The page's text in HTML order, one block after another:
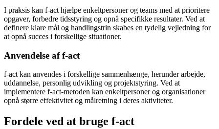
I praksis kan f-act hjælpe enkeltpersoner og teams med at prioritere
opgaver, forbedre tidsstyring og opnå specifikke resultater. Ved at
definere klare mål og handlingstrin skabes en tydelig vejledning for
at opnå succes i forskellige situationer.
Anvendelse af f-act
f-act kan anvendes i forskellige sammenhænge, herunder arbejde,
uddannelse, personlig udvikling og projektstyring. Ved at
implementere f-act-metoden kan enkeltpersoner og organisationer
opnå større effektivitet og målretning i deres aktiviteter.
Fordele ved at bruge f-act